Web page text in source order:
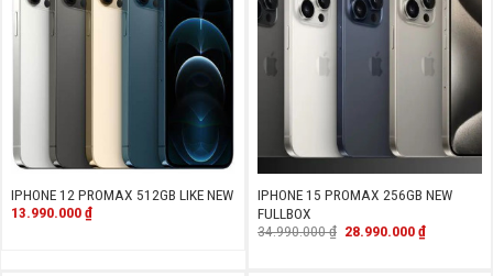
IPHONE 12 PROMAX 512GB LIKE NEW
13.990.000₫
IPHONE 15 PROMAX 256GB NEW
FULLBOX
34.990.000₫ Giá
28.990.000₫Giá